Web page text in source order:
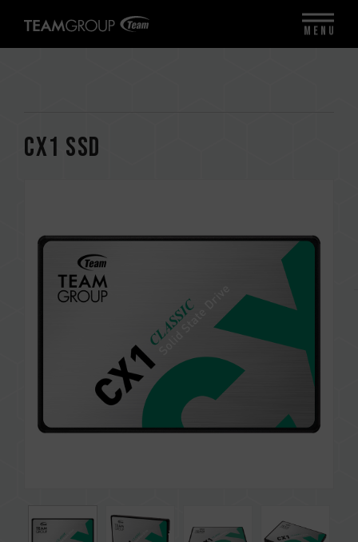
CX1 SSD
MENU